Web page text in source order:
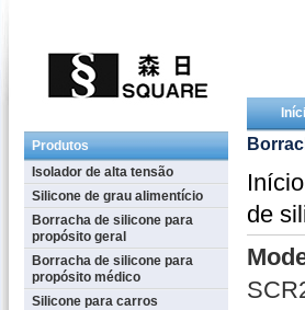
Produtos
Isolador de alta tensão
Silicone de grau alimentício
Borracha de silicone para
propósito geral
Borracha de silicone para
propósito médico
Silicone para carros
Início
de